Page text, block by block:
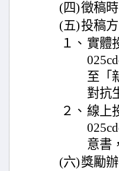
(四)徵稿
(五)投稿方
１、 實體
至「
對抗
２、 線上
意書
(六)獎勵